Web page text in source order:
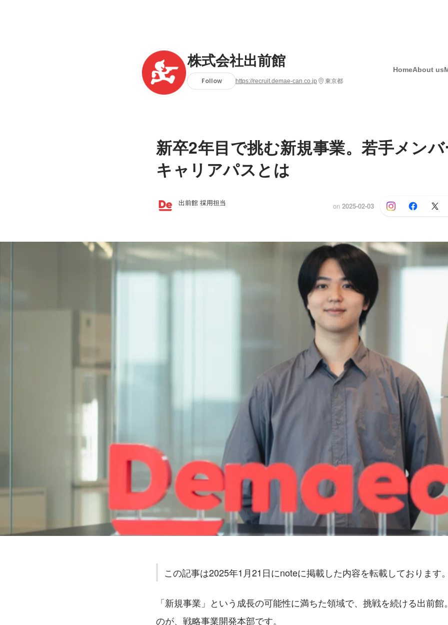
株式会社出前館
Follow https://recruit.demae-can.co.jp 東京都
HomeAbout us
新卒2年目で挑む新規事業。若手メン
キャリアパスとは
出前館 採用担当 on 2025-02-03
この記事は2025年1月21日にnoteに掲載した内容を転載しております
「新規事業」という成長の可能性に満ちた領域で、挑戦を続ける出前
のが、戦略事業開発本部です。